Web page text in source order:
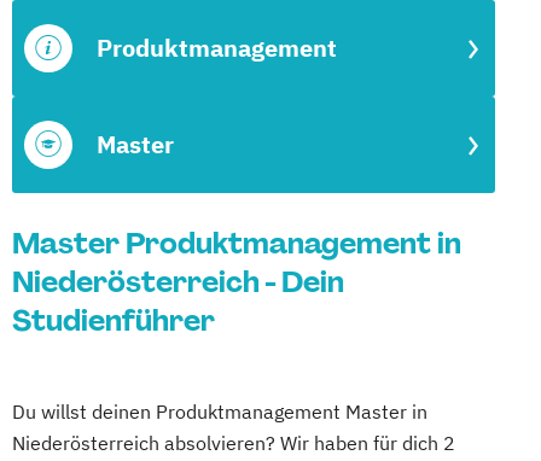
Master
Produktmanagement
Master Produktmanagement in
Niederösterreich - Dein
Studienführer
Du willst deinen Produktmanagement Master in
Niederösterreich absolvieren? Wir haben für dich 2